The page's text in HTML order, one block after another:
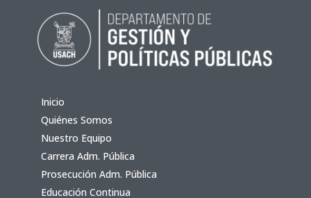
Inicio
Quiénes Somos
Nuestro Equipo
Carrera Adm. Pública
Prosecución Adm. Pública
Educación Continua